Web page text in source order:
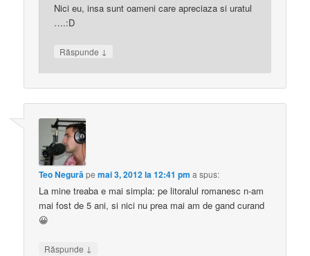
Nici eu, insa sunt oameni care apreciaza si uratul
….:D
Răspunde ↓
Teo Negurăpemai 3, 2012 la 12:41 pm a spus:
La mine treaba e mai simpla: pe litoralul romanesc n-am
mai fost de 5 ani, si nici nu prea mai am de gand curand
😀
Răspunde ↓